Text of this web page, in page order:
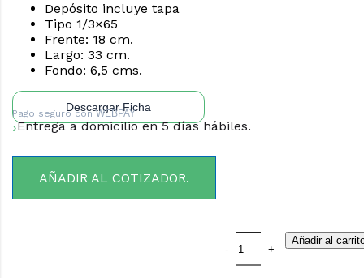
Depósito incluye tapa
Tipo 1/3×65
Frente: 18 cm.
Largo: 33 cm.
Fondo: 6,5 cms.
Descargar Ficha
Pago seguro conWEBPAY
Entrega a domicilio en 5 días hábiles.
AÑADIR AL COTIZADOR.
Añadir al